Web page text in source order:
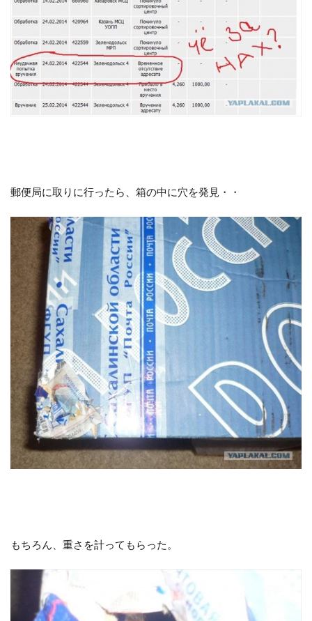
郵便局に取りに行ったら、箱の中に穴を発見・・
もちろん、重さを計ってもらった。